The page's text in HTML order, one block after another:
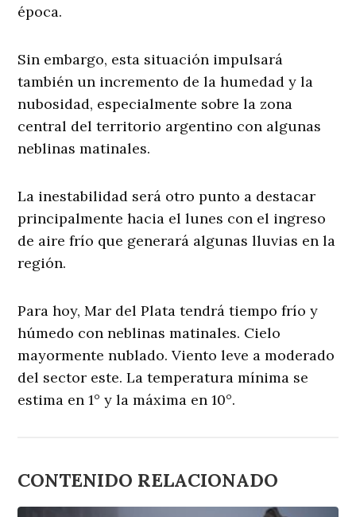
época.
Sin embargo, esta situación impulsará
también un incremento de la humedad y la
nubosidad, especialmente sobre la zona
central del territorio argentino con algunas
neblinas matinales.
La inestabilidad será otro punto a destacar
principalmente hacia el lunes con el ingreso
de aire frío que generará algunas lluvias en la
región.
Para hoy, Mar del Plata tendrá tiempo frío y
húmedo con neblinas matinales. Cielo
mayormente nublado. Viento leve a moderado
del sector este. La temperatura mínima se
estima en 1° y la máxima en 10°.
CONTENIDO RELACIONADO